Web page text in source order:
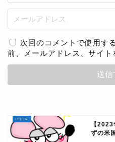
次回のコメントで使用す
前、メールアドレス、サイト
【
ずの米